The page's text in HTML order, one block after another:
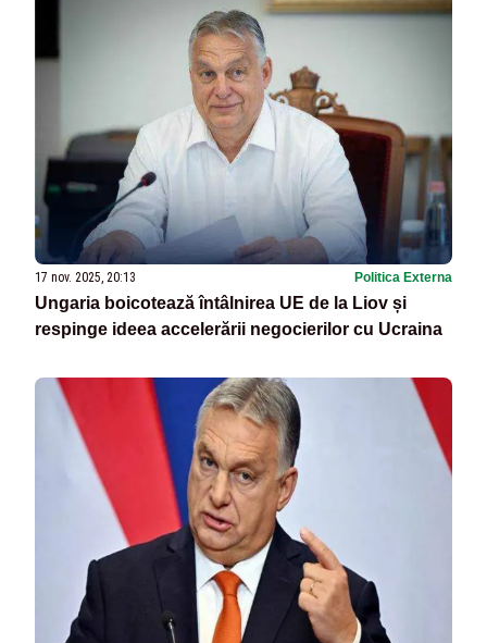
17 nov. 2025, 20:13 Politica Externa
Ungaria boicotează întâlnirea UE de la Liov și
respinge ideea accelerării negocierilor cu Ucraina